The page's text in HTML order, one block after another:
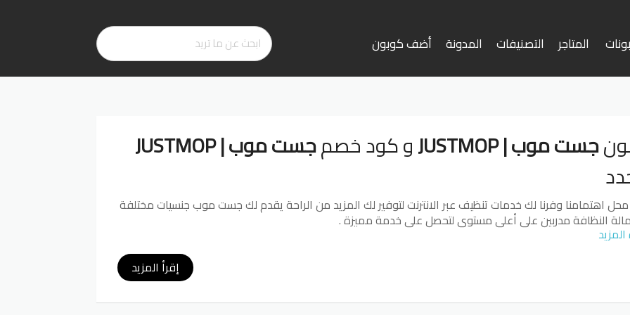
المتاجر التصنيفات المدونة أضف كوبون
إقرأ المزيد
جست موب | JUSTMOP و كود خصمجست موب | JUSTMOP
اهتمامنا وفرنا لك خدمات تنظيف عبر الانترنت لتوفير لك المزيد من الراحة يقدم لكجست موبجنسيات مختلفة
النظافة مدربين على أعلى مستوى لتحصل على خدمة مميزة .